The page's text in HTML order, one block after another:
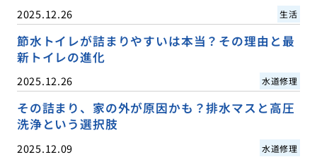
2025.12.26 生活
節水トイレが詰まりやすいは本当？その理由と最
新トイレの進化
2025.12.26 水道修理
その詰まり、家の外が原因かも？排水マスと高圧
洗浄という選択肢
2025.12.09 水道修理